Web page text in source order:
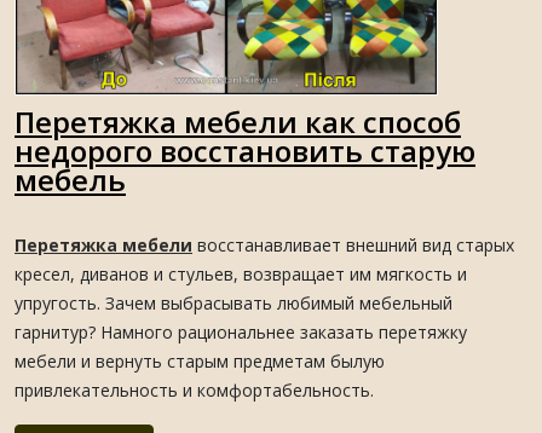
Перетяжка мебели как способ
недорого восстановить старую
мебель
Перетяжка мебели восстанавливает внешний вид старых
кресел, диванов и стульев, возвращает им мягкость и
упругость. Зачем выбрасывать любимый мебельный
гарнитур? Намного рациональнее заказать перетяжку
мебели и вернуть старым предметам былую
привлекательность и комфортабельность.